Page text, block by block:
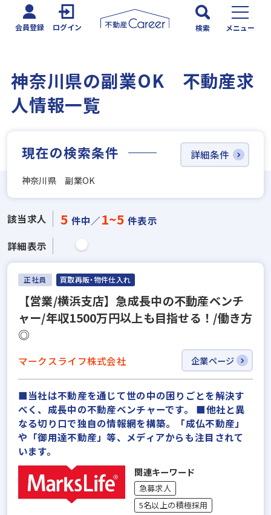
会員登録 ログイン 検索 メニュー
神奈川県の副業OK 不動産求
人情報一覧
現在の検索条件
神奈川県 副業OK
詳細条件
該当求人 5 件中／1~5 件表示
詳細表示
正社員 買取再販・物件仕入れ
【営業/横浜支店】急成長中の不動産ベンチ
ャー/年収1500万円以上も目指せる！/働き方
◎
マークスライフ株式会社 企業ページ
■当社は不動産を通じて世の中の困りごとを解決す
べく、成長中の不動産ベンチャーです。 ■他社と異
なる切り口で独自の情報網を構築。「成仏不動産」
や「御用達不動産」等、メディアからも注目されて
います。
関連キーワード
急募求人
5名以上の積極採用